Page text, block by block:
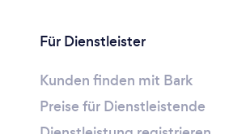
Für Dienstleister
Kunden finden mit Bark
Preise für Dienstleistende